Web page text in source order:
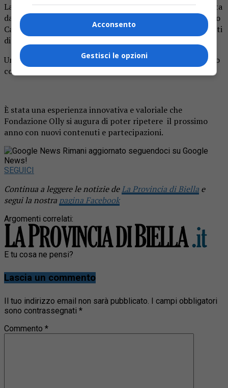
La Giuria presieduta dalla Dott.ssa Teresa Citro e composta
da Giuseppina Mottisi, Ilaria Sala, Aldo Cerruti e Domenico
Calvelli ha esaminato i testi e decretato i primi 3 classificati
di ciascuna sezione: racconto e poesia.
Un premio speciale sarà riservato all’Istituto Comprensivo
con più partecipanti.
È stata una esperienza innovativa e valoriale che
Fondazione Olly si augura di poter ripetere il prossimo
anno con nuovi contenuti e partecipazioni.
Rimani aggiornato seguendoci su Google
News!
SEGUICI
Continua a leggere le notizie deLa Provincia di Biella e
segui la nostra pagina Facebook
Argomenti correlati:
E tu cosa ne pensi?
Lascia un commento
Il tuo indirizzo email non sarà pubblicato. I campi obbligatori
sono contrassegnati *
Commento *
Acconsento
Gestisci le opzioni